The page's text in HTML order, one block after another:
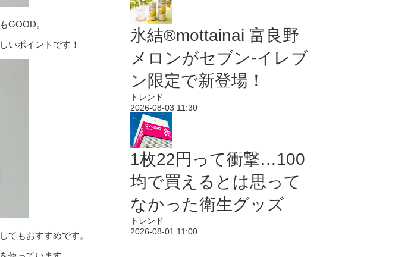
GOOD。
いポイントです！
てもおすすめです。
氷結®mottainai 富良野
メロンがセブン‐イレブ
ン限定で新登場！
トレンド
2026-08-03 11:30
1枚22円って衝撃…100
均で買えるとは思って
なかった衛生グッズ
トレンド
2026-08-01 11:00